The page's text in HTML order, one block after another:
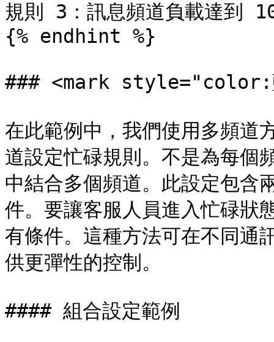
規則 3：訊息頻道負載達到
{% endhint %}
### <mark style="color:
在此範例中，我們使用多頻道
道設定忙碌規則。不是為每個
中結合多個頻道。此設定包含
件。要讓客服人員進入忙碌狀
有條件。這種方法可在不同通
供更彈性的控制。
#### 組合設定範例